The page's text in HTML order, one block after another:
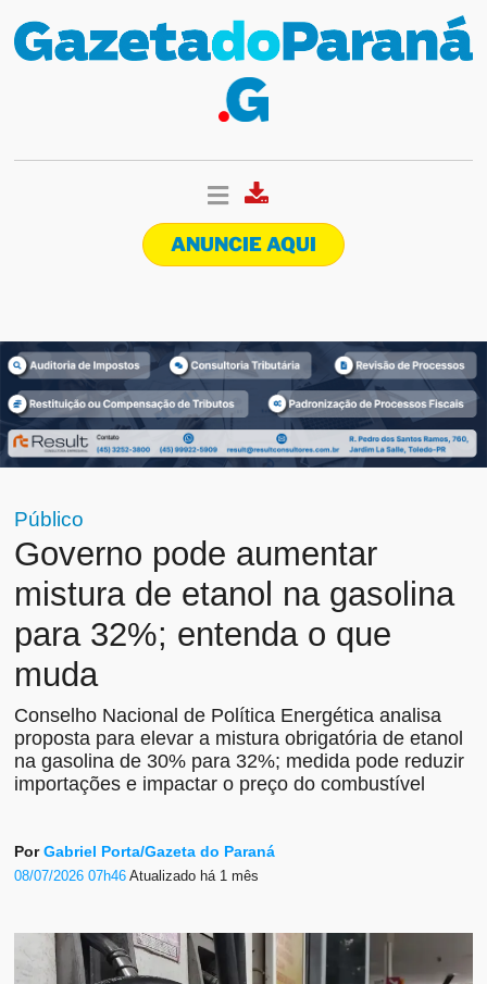
ANUNCIE AQUI
Público
Governo pode aumentar
mistura de etanol na gasolina
para 32%; entenda o que
muda
Conselho Nacional de Política Energética analisa
proposta para elevar a mistura obrigatória de etanol
na gasolina de 30% para 32%; medida pode reduzir
importações e impactar o preço do combustível
PorGabriel Porta/Gazeta do Paraná
08/07/2026 07h46Atualizado há 1 mês